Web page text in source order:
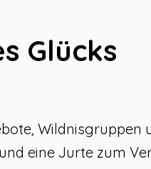
Glücks
Wildnisgruppen
eine Jurte zum